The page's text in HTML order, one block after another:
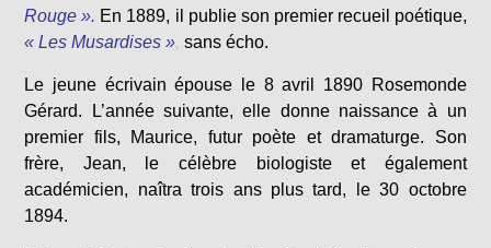
Rouge ». En 1889, il publie son premier recueil poétique,
« Les Musardises », sans écho.
Le jeune écrivain épouse le 8 avril 1890 Rosemonde
Gérard. L’année suivante, elle donne naissance à un
premier fils, Maurice, futur poète et dramaturge. Son
frère, Jean, le célèbre biologiste et également
académicien, naîtra trois ans plus tard, le 30 octobre
1894.